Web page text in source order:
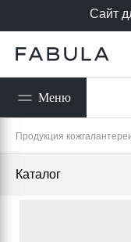
Сайт
Меню
Продукция
Каталог